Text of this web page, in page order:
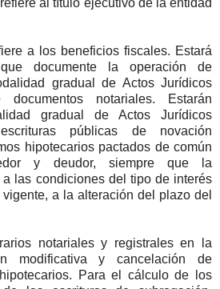
al título ejecutivo de la entidad
a los beneficios fiscales. Estará
documente la operación de
gradual de Actos Jurídicos
documentos notariales. Estarán
gradual de Actos Jurídicos
públicas de novación
hipotecarios pactados de común
y deudor, siempre que la
las condiciones del tipo de interés
a la alteración del plazo del
notariales y registrales en la
modificativa y cancelación de
Para el cálculo de los